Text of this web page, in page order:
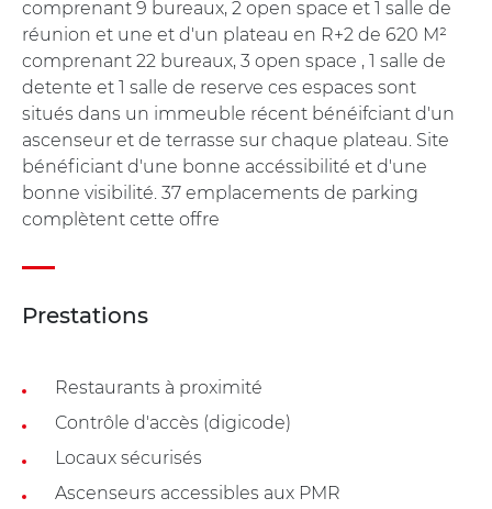
comprenant 9 bureaux, 2 open space et 1 salle de
réunion et une et d'un plateau en R+2 de 620 M²
comprenant 22 bureaux, 3 open space , 1 salle de
detente et 1 salle de reserve ces espaces sont
situés dans un immeuble récent bénéifciant d'un
ascenseur et de terrasse sur chaque plateau. Site
bénéficiant d'une bonne accéssibilité et d'une
bonne visibilité. 37 emplacements de parking
complètent cette offre
Prestations
Restaurants à proximité
Contrôle d'accès (digicode)
Locaux sécurisés
Ascenseurs accessibles aux PMR